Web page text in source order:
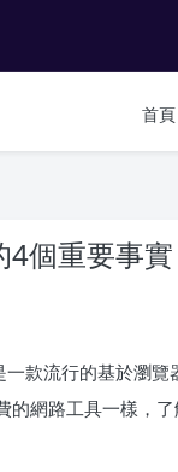
首頁
個重要事實
款流行的基於瀏覽
網路工具一樣，